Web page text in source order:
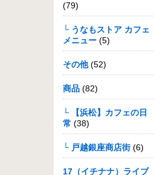
(79)
└ うなもストア カフェ
メニュー (5)
その他(52)
商品 (82)
└ 【浜松】カフェの日
常 (38)
└ 戸越銀座商店街(6)
17（イチナナ）ライブ